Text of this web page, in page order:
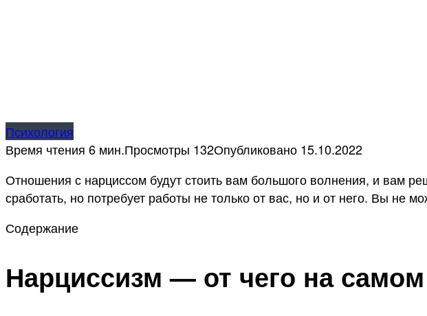
Психология
Время чтения 6 мин.Просмотры 132Опубликовано 15.10.2022
Отношения с нарциссом будут стоить вам большого волнения, и вам
сработать, но потребует работы не только от вас, но и от него. Вы не
Содержание
Нарциссизм — от чего на